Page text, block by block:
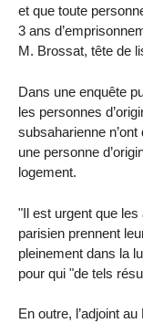
et que toute
3 ans
M. Brossat, tête de
Dans une enquête
les personnes
subsaharienne
une personne
logement.
"Il est urgent que
parisien prennent
pleinement dans la
pour qui "de tels
En outre, l’adjoint